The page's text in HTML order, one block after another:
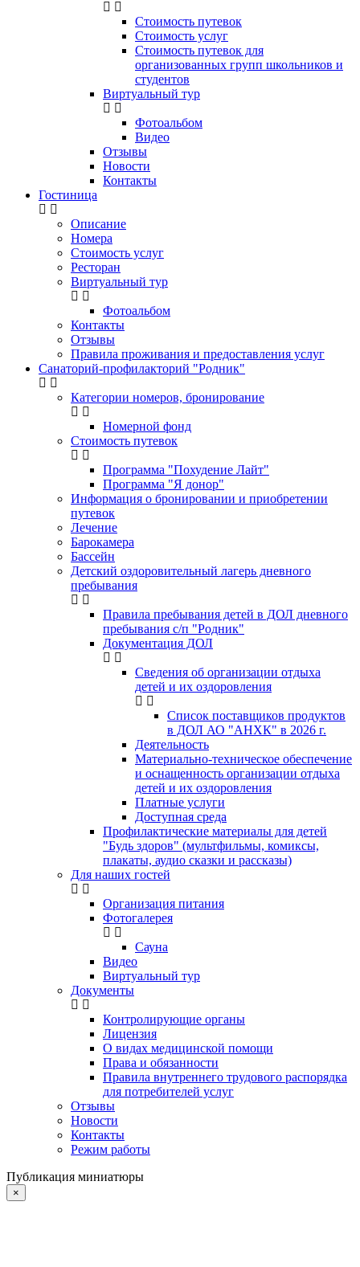
Стоимость путевок
Стоимость услуг
Стоимость путевок для
организованных групп школьников и
студентов
Виртуальный тур
Фотоальбом
Видео
Отзывы
Новости
Контакты
Гостиница
Описание
Номера
Стоимость услуг
Ресторан
Виртуальный тур
Фотоальбом
Контакты
Отзывы
Правила проживания и предоставления услуг
Санаторий-профилакторий "Родник"
Категории номеров, бронирование
Номерной фонд
Стоимость путевок
Программа "Похудение Лайт"
Программа "Я донор"
Информация о бронировании и приобретении
путевок
Лечение
Барокамера
Бассейн
Детский оздоровительный лагерь дневного
пребывания
Правила пребывания детей в ДОЛ дневного
пребывания с/п "Родник"
Документация ДОЛ
Сведения об организации отдыха
детей и их оздоровления
Список поставщиков продуктов
в ДОЛ АО "АНХК" в 2026 г.
Деятельность
Материально-техническое обеспечение
и оснащенность организации отдыха
детей и их оздоровления
Платные услуги
Доступная среда
Профилактические материалы для детей
"Будь здоров" (мультфильмы, комиксы,
плакаты, аудио сказки и рассказы)
Для наших гостей
Организация питания
Фотогалерея
Сауна
Видео
Виртуальный тур
Документы
Контролирующие органы
Лицензия
О видах медицинской помощи
Права и обязанности
Правила внутреннего трудового распорядка
для потребителей услуг
Отзывы
Новости
Контакты
Режим работы
Публикация миниатюры
×